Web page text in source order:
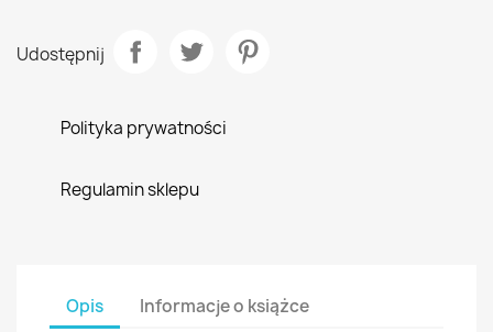
Udostępnij
Polityka prywatności
Regulamin sklepu
Opis Informacje o książce